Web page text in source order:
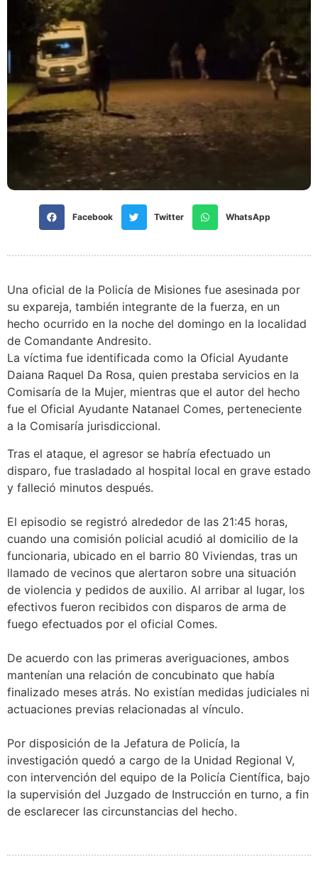
Facebook Twitter WhatsApp
Una oficial de la Policía de Misiones fue asesinada por
su expareja, también integrante de la fuerza, en un
hecho ocurrido en la noche del domingo en la localidad
de Comandante Andresito.
La víctima fue identificada como la Oficial Ayudante
Daiana Raquel Da Rosa, quien prestaba servicios en la
Comisaría de la Mujer, mientras que el autor del hecho
fue el Oficial Ayudante Natanael Comes, perteneciente
a la Comisaría jurisdiccional.
Tras el ataque, el agresor se habría efectuado un
disparo, fue trasladado al hospital local en grave estado
y falleció minutos después.
El episodio se registró alrededor de las 21:45 horas,
cuando una comisión policial acudió al domicilio de la
funcionaria, ubicado en el barrio 80 Viviendas, tras un
llamado de vecinos que alertaron sobre una situación
de violencia y pedidos de auxilio. Al arribar al lugar, los
efectivos fueron recibidos con disparos de arma de
fuego efectuados por el oficial Comes.
De acuerdo con las primeras averiguaciones, ambos
mantenían una relación de concubinato que había
finalizado meses atrás. No existían medidas judiciales ni
actuaciones previas relacionadas al vínculo.
Por disposición de la Jefatura de Policía, la
investigación quedó a cargo de la Unidad Regional V,
con intervención del equipo de la Policía Científica, bajo
la supervisión del Juzgado de Instrucción en turno, a fin
de esclarecer las circunstancias del hecho.